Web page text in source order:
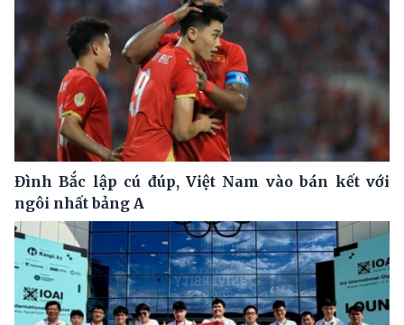
Đình Bắc lập cú đúp, Việt Nam vào bán kết với
ngôi nhất bảng A